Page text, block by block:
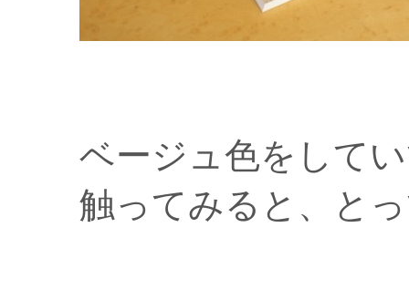
ベージュ色をして
触ってみると、と